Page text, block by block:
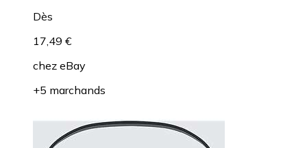
Dès
17,49 €
chez eBay
+5 marchands